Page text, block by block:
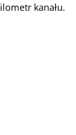
kanału.